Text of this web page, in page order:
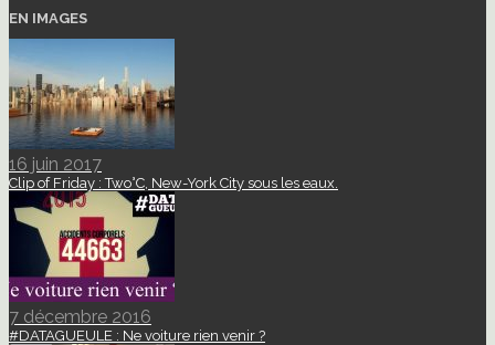
EN IMAGES
16 juin 2017
Clip of Friday : Two°C, New-York City sous les eaux.
7 décembre 2016
#DATAGUEULE : Ne voiture rien venir ?